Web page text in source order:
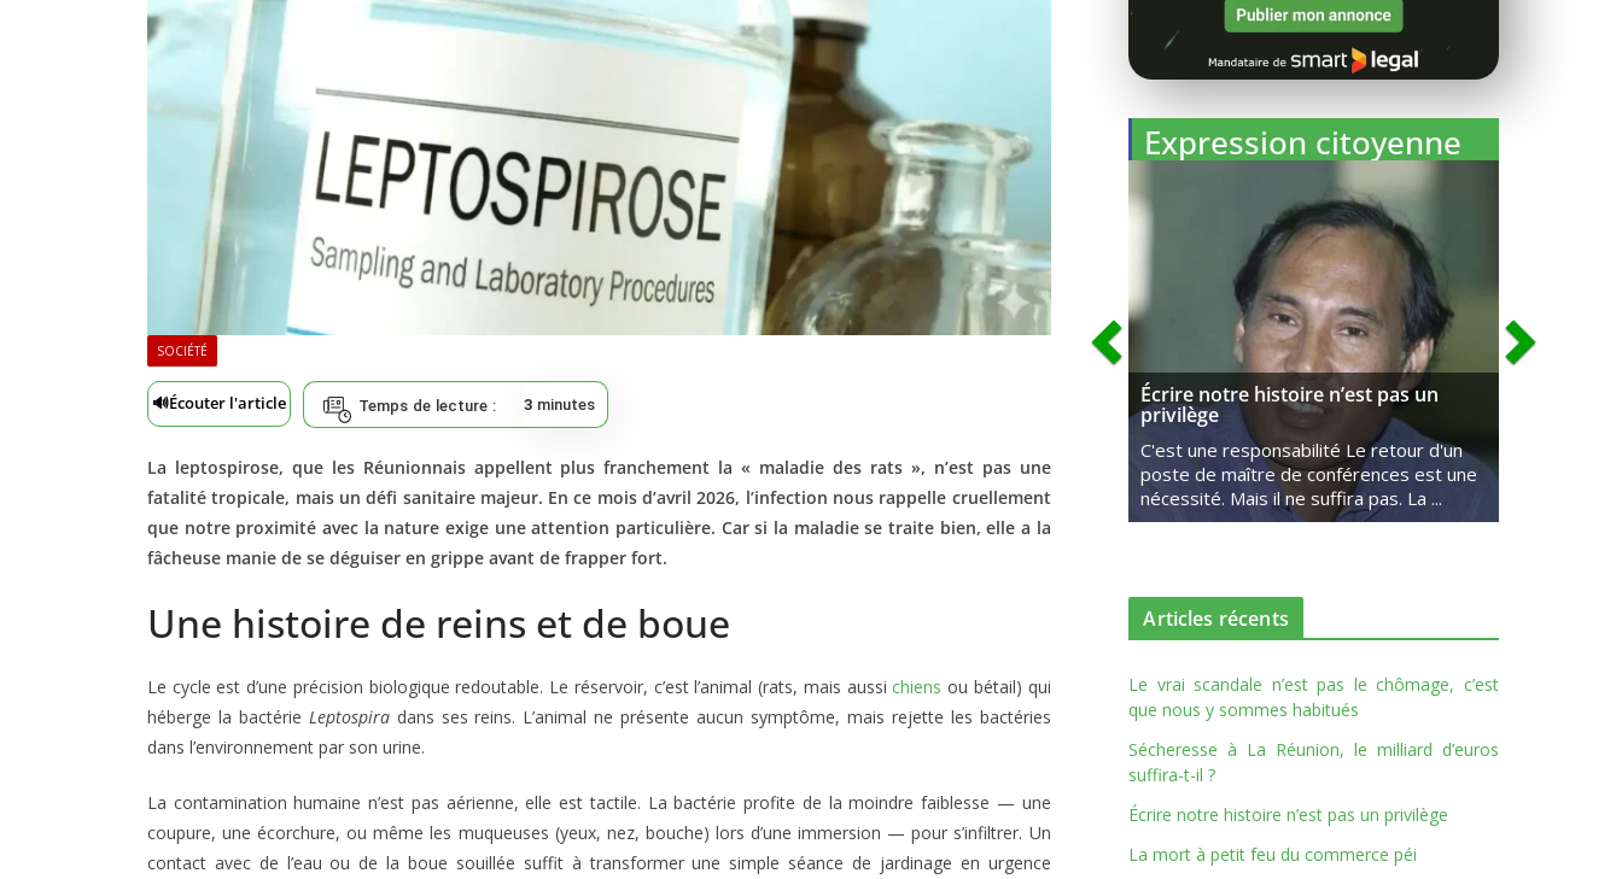
SOCIÉTÉ
🔊Écouter l'article Temps de lecture : 3 minutes
La leptospirose, que les Réunionnais appellent plus franchement la « maladie des rats », n’est pas une
fatalité tropicale, mais un défi sanitaire majeur. En ce mois d’avril 2026, l’infection nous rappelle cruellement
que notre proximité avec la nature exige une attention particulière. Car si la maladie se traite bien, elle a la
fâcheuse manie de se déguiser en grippe avant de frapper fort.
Une histoire de reins et de boue
Le cycle est d’une précision biologique redoutable. Le réservoir, c’est l’animal (rats, mais aussi chiens ou bétail) qui
héberge la bactérie Leptospiradans ses reins. L’animal ne présente aucun symptôme, mais rejette les bactéries
dans l’environnement par son urine.
La contamination humaine n’est pas aérienne, elle est tactile. La bactérie profite de la moindre faiblesse — une
coupure, une écorchure, ou même les muqueuses (yeux, nez, bouche) lors d’une immersion — pour s’infiltrer. Un
contact avec de l’eau ou de la boue souillée suffit à transformer une simple séance de jardinage en urgence
Expression citoyenne
Écrire notre histoire n’est pas un
privilège
C'est une responsabilité Le retour d'un
poste de maître de conférences est une
nécessité. Mais il ne suffira pas. La ...
Articles récents
Le vrai scandale n’est pas le chômage, c’est
que nous y sommes habitués
Sécheresse à La Réunion, le milliard d’euros
suffira-t-il ?
Écrire notre histoire n’est pas un privilège
La mort à petit feu du commerce péi